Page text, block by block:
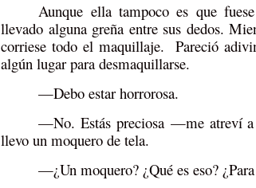
Aunque ella tampoco es que
llevado alguna greña entre sus dedos.
corriese todo el maquillaje. Pareció
algún lugar para desmaquillarse.
—Debo estar horrorosa.
—No. Estás preciosa —me atreví
llevo un moquero de tela.
—¿Un moquero? ¿Qué es eso?